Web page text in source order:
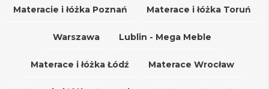
Materacie i łóżka Poznań Materace i łóżka Toruń
Warszawa Lublin - Mega Meble
Materace i łóżka Łódź Materace Wrocław